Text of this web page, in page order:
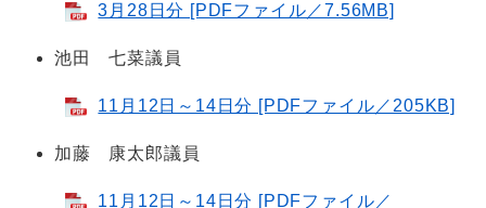
3月28日分 [PDFファイル／7.56MB]
池田 七菜議員
11月12日～14日分 [PDFファイル／205KB]
加藤 康太郎議員
11月12日～14日分 [PDFファイル／